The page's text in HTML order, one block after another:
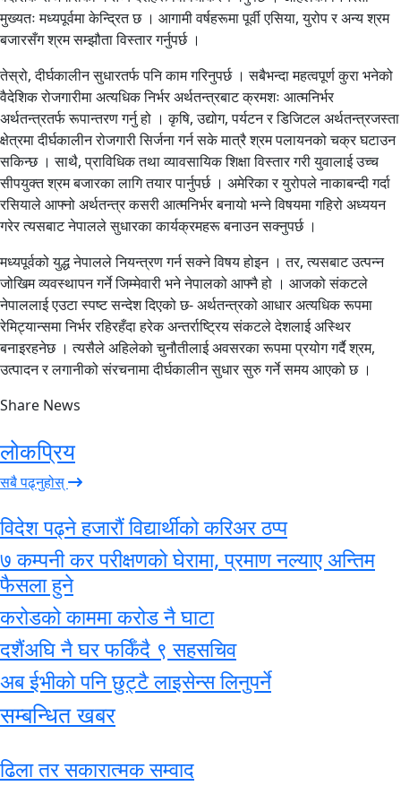
मुख्यतः मध्यपूर्वमा केन्द्रित छ । आगामी वर्षहरूमा पूर्वी एसिया, युरोप र अन्य श्रम
बजारसँग श्रम सम्झौता विस्तार गर्नुपर्छ ।
तेस्रो, दीर्घकालीन सुधारतर्फ पनि काम गरिनुपर्छ । सबैभन्दा महत्वपूर्ण कुरा भनेको
वैदेशिक रोजगारीमा अत्यधिक निर्भर अर्थतन्त्रबाट क्रमशः आत्मनिर्भर
अर्थतन्त्रतर्फ रूपान्तरण गर्नु हो । कृषि, उद्योग, पर्यटन र डिजिटल अर्थतन्त्रजस्ता
क्षेत्रमा दीर्घकालीन रोजगारी सिर्जना गर्न सके मात्रै श्रम पलायनको चक्र घटाउन
सकिन्छ । साथै, प्राविधिक तथा व्यावसायिक शिक्षा विस्तार गरी युवालाई उच्च
सीपयुक्त श्रम बजारका लागि तयार पार्नुपर्छ । अमेरिका र युरोपले नाकाबन्दी गर्दा
रसियाले आफ्नो अर्थतन्त्र कसरी आत्मनिर्भर बनायो भन्ने विषयमा गहिरो अध्ययन
गरेर त्यसबाट नेपालले सुधारका कार्यक्रमहरू बनाउन सक्नुपर्छ ।
मध्यपूर्वको युद्ध नेपालले नियन्त्रण गर्न सक्ने विषय होइन । तर, त्यसबाट उत्पन्न
जोखिम व्यवस्थापन गर्ने जिम्मेवारी भने नेपालको आफ्नै हो । आजको संकटले
नेपाललाई एउटा स्पष्ट सन्देश दिएको छ- अर्थतन्त्रको आधार अत्यधिक रूपमा
रेमिट्यान्समा निर्भर रहिरहँदा हरेक अन्तर्राष्ट्रिय संकटले देशलाई अस्थिर
बनाइरहनेछ । त्यसैले अहिलेको चुनौतीलाई अवसरका रूपमा प्रयोग गर्दै श्रम,
उत्पादन र लगानीको संरचनामा दीर्घकालीन सुधार सुरु गर्ने समय आएको छ ।
Share News
लोकप्रिय
सबै पढ्नुहोस्
विदेश पढ्ने हजारौं विद्यार्थीको करिअर ठप्प
७ कम्पनी कर परीक्षणको घेरामा, प्रमाण नल्याए अन्तिम
फैसला हुने
करोडको काममा करोड नै घाटा
दशैंअघि नै घर फर्किँदै ९ सहसचिव
अब ईभीको पनि छुट्टै लाइसेन्स लिनुपर्ने
सम्बन्धित खबर
ढिला तर सकारात्मक सम्वाद